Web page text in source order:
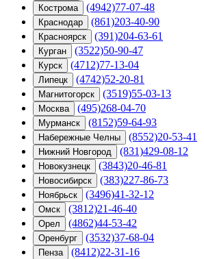
Кострома (4942)77-07-48
Краснодар (861)203-40-90
Красноярск (391)204-63-61
Курган (3522)50-90-47
Курск (4712)77-13-04
Липецк (4742)52-20-81
Магнитогорск (3519)55-03-13
Москва (495)268-04-70
Мурманск (8152)59-64-93
Набережные Челны (8552)20-53-41
Нижний Новгород (831)429-08-12
Новокузнецк (3843)20-46-81
Новосибирск (383)227-86-73
Ноябрьск (3496)41-32-12
Омск (3812)21-46-40
Орел (4862)44-53-42
Оренбург (3532)37-68-04
Пенза (8412)22-31-16